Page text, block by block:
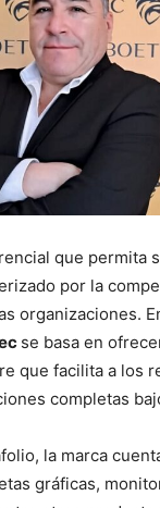
que permita
por la
organizaciones.
se basa en
que facilita a los
completas
la marca
gráficas,